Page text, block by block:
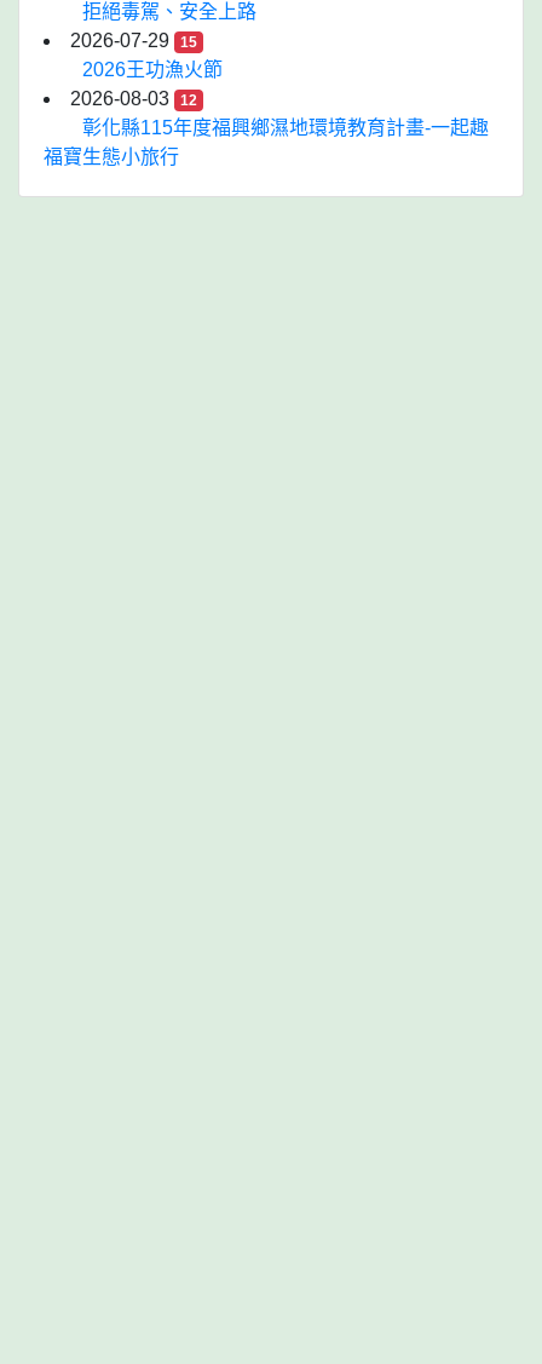
拒絕毒駕、安全上路
2026-07-29
15
2026王功漁火節
2026-08-03
12
彰化縣115年度福興鄉濕地環境教育計畫-一起趣
福寶生態小旅行